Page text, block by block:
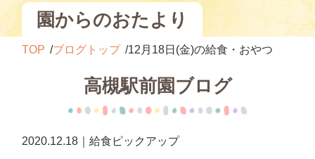
園からのおたより
TOP ブログトップ 12月18日(金)の給食・おやつ
高槻駅前園ブログ
2020.12.18｜給食ピックアップ